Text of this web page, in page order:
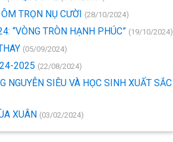
TRỌN NỤ CƯỜI (28/10/2024)
“VÒNG TRÒN HẠNH PHÚC” (19/10/2024)
(05/09/2024)
2025 (22/08/2024)
SIÊU VÀ HỌC SINH XUẤT SẮC
XUÂN (03/02/2024)